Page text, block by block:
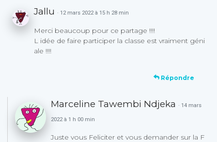
Jallu · 12 mars 2022 à 15 h 28 min
Merci beaucoup pour ce partage !!!!
L idée de faire participer la classe est vraiment géni
ale !!!!
Répondre
Marceline Tawembi Ndjeka · 14 mars
2022 à 1 h 00 min
Juste vous Feliciter et vous demander sur la F